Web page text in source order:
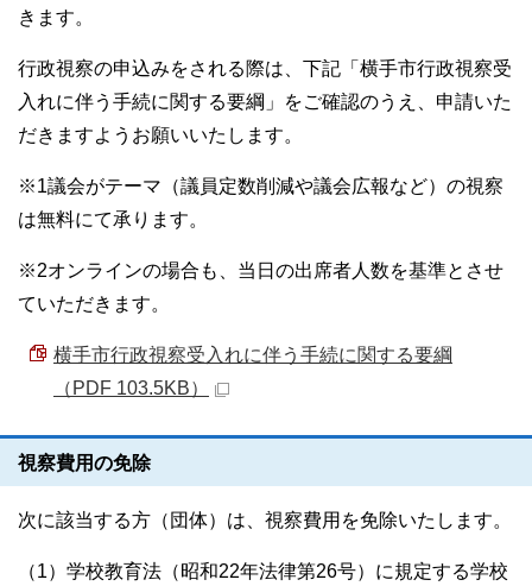
きます。
行政視察の申込みをされる際は、下記「横手市行政視察受
入れに伴う手続に関する要綱」をご確認のうえ、申請いた
だきますようお願いいたします。
※1議会がテーマ（議員定数削減や議会広報など）の視察
は無料にて承ります。
※2オンラインの場合も、当日の出席者人数を基準とさせ
ていただきます。
横手市行政視察受入れに伴う手続に関する要綱
（PDF 103.5KB）
視察費用の免除
次に該当する方（団体）は、視察費用を免除いたします。
（1）学校教育法（昭和22年法律第26号）に規定する学校